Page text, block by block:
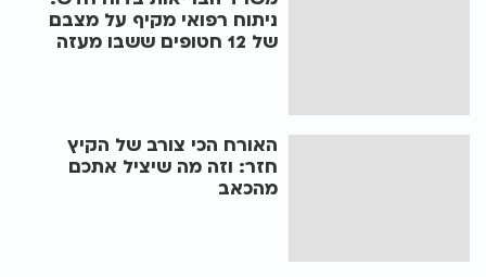
ניתוח רפואי מקיף על מצבם
של 12 חטופים ששבו מעזה
האורח הכי צורב של הקיץ
חזר: וזה מה שיציל אתכם
מהכאב